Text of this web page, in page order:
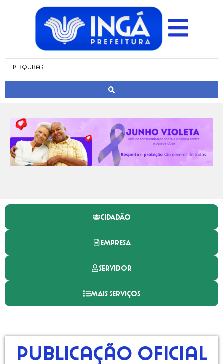
CIDADÃO
EMPRESA
SERVIDOR
MAIS SERVIÇOS
Publicação Oficial